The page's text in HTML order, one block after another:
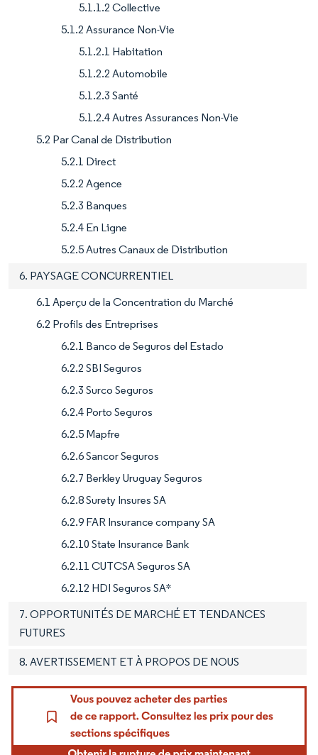
5.1.1.2 Collective
5.1.2 Assurance Non-Vie
5.1.2.1 Habitation
5.1.2.2 Automobile
5.1.2.3 Santé
5.1.2.4 Autres Assurances Non-Vie
5.2 Par Canal de Distribution
5.2.1 Direct
5.2.2 Agence
5.2.3 Banques
5.2.4 En Ligne
5.2.5 Autres Canaux de Distribution
6. PAYSAGE CONCURRENTIEL
6.1 Aperçu de la Concentration du Marché
6.2 Profils des Entreprises
6.2.1 Banco de Seguros del Estado
6.2.2 SBI Seguros
6.2.3 Surco Seguros
6.2.4 Porto Seguros
6.2.5 Mapfre
6.2.6 Sancor Seguros
6.2.7 Berkley Uruguay Seguros
6.2.8 Surety Insures SA
6.2.9 FAR Insurance company SA
6.2.10 State Insurance Bank
6.2.11 CUTCSA Seguros SA
6.2.12 HDI Seguros SA*
7. OPPORTUNITÉS DE MARCHÉ ET TENDANCES
FUTURES
8. AVERTISSEMENT ET À PROPOS DE NOUS